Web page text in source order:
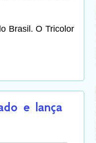
Brasil. O Tricolor
e lança